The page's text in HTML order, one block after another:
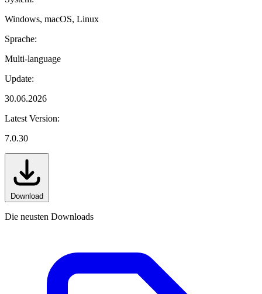
Windows, macOS, Linux
Sprache:
Multi-language
Update:
30.06.2026
Latest Version:
7.0.30
Download
Die neusten Downloads